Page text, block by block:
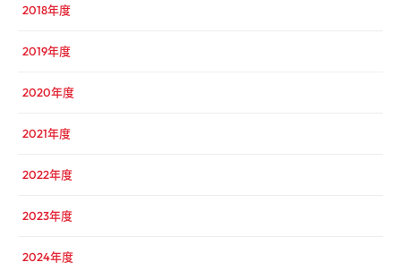
2018年度
2019年度
2020年度
2021年度
2022年度
2023年度
2024年度